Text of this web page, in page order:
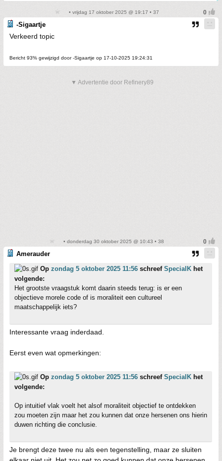
• vrijdag 17 oktober 2025 @ 19:17 • 37
-Sigaartje
Verkeerd topic
Bericht 93% gewijzigd door -Sigaartje op 17-10-2025 19:24:31
▼ Advertentie door Refinery89
• donderdag 30 oktober 2025 @ 10:43 • 38
Amerauder
Op zondag 5 oktober 2025 11:56 schreef SpecialK het
volgende:
Het grootste vraagstuk komt daarin steeds terug: is er een
objectieve morele code of is moraliteit een cultureel
maatschappelijk iets?
Interessante vraag inderdaad.
Eerst even wat opmerkingen:
Op zondag 5 oktober 2025 11:56 schreef SpecialK het
volgende:
Op intuitief vlak voelt het alsof moraliteit objectief te ontdekken
zou moeten zijn maar het zou kunnen dat onze hersenen ons hierin
duwen richting die conclusie.
Je brengt deze twee nu als een tegenstelling, maar ze sluiten